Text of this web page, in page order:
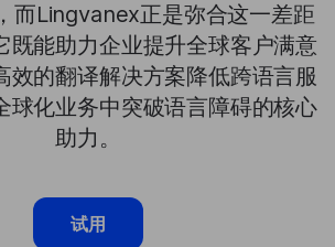
而Lingvanex正是弥合这一差距
既能助力企业提升全球客户满意
效的翻译解决方案降低跨语言服
球化业务中突破语言障碍的核心
助力。
试用